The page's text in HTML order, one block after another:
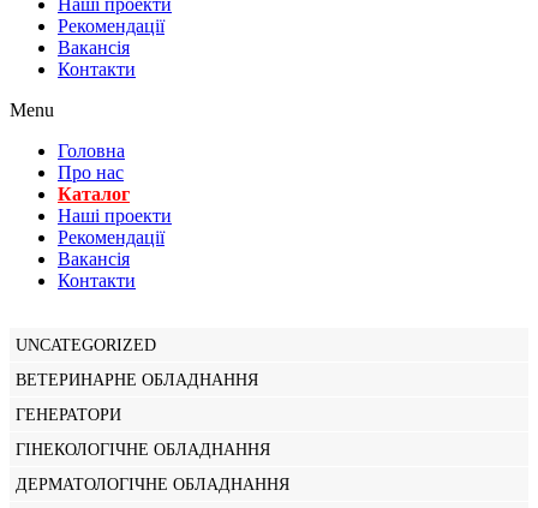
Нашi проекти
Рекомендації
Вакансiя
Контакти
Menu
Головна
Про нас
Каталог
Нашi проекти
Рекомендації
Вакансiя
Контакти
UNCATEGORIZED
ВЕТЕРИНАРНЕ ОБЛАДНАННЯ
ГЕНЕРАТОРИ
ГІНЕКОЛОГІЧНЕ ОБЛАДНАННЯ
ДЕРМАТОЛОГІЧНЕ ОБЛАДНАННЯ